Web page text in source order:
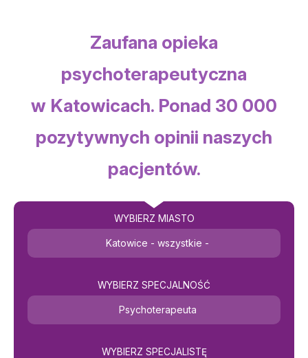
Zaufana opieka
psychoterapeutyczna
w Katowicach. Ponad 30 000
pozytywnych opinii naszych
pacjentów.
WYBIERZ MIASTO
Katowice - wszystkie -
WYBIERZ SPECJALNOŚĆ
Psychoterapeuta
WYBIERZ SPECJALISTĘ